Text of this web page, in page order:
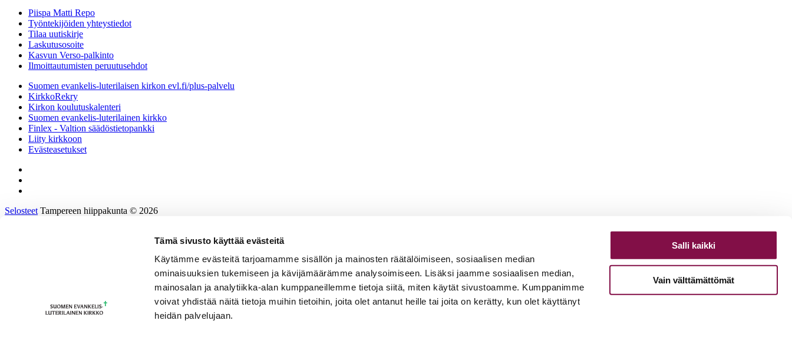
Tämä sivusto käyttää evästeitä
Käytämme evästeitä tarjoamamme sisällön ja mainosten räätälöimiseen, sosiaalisen median
ominaisuuksien tukemiseen ja kävijämäärämme analysoimiseen. Lisäksi jaamme sosiaalisen median,
mainosalan ja analytiikka-alan kumppaneillemme tietoja siitä, miten käytät sivustoamme. Kumppanimme
voivat yhdistää näitä tietoja muihin tietoihin, joita olet antanut heille tai joita on kerätty, kun olet käyttänyt
heidän palvelujaan.
Salli kaikki
Vain välttämättömät
Piispa Matti Repo
Työntekijöiden yhteystiedot
Tilaa uutiskirje
Laskutusosoite
Kasvun Verso-palkinto
Ilmoittautumisten peruutusehdot
Suomen evankelis-luterilaisen kirkon evl.fi/plus-palvelu
KirkkoRekry
Kirkon koulutuskalenteri
Suomen evankelis-luterilainen kirkko
Finlex - Valtion säädöstietopankki
Liity kirkkoon
Evästeasetukset
Selosteet Tampereen hiippakunta © 2026
Kalenteri